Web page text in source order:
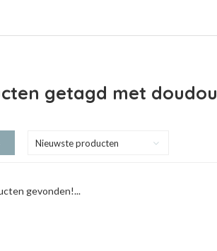
getagd met doudou
Nieuwste producten
gevonden!...